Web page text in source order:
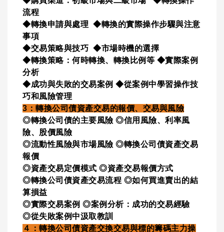
流程
◆轉換申請與處理 ◆轉換的實際操作步驟與注意
事項
◆交易策略與技巧 ◆市場時機的選擇
◆轉換策略：何時轉換、轉換比例等 ◆實際案例
分析
◆成功與失敗的交易案例 ◆從案例中學習操作技
巧和風險管理
3：轉換公司債資產交易的報價、交易與風險
◎轉換公司債的主要風險 ◎信用風險、利率風
險、股價風險
◎流動性風險與市場風險 ◎轉換公司債資產交易
報價
◎資產交易定價模式 ◎資產交易報價方式
◎轉換公司債資產交易流程 ◎如何買進賣出的結
算損益
◎實際交易案例 ◎案例分析：成功的交易經驗
◎從失敗案例中汲取教訓
４：轉換公司債資產交換交易與標的籌碼主力操